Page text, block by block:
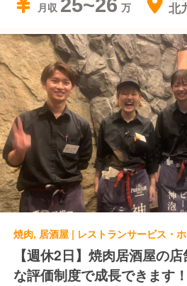
月収 25~26 北
【週休2日】焼肉居酒屋の
な評価制度で成長できます！